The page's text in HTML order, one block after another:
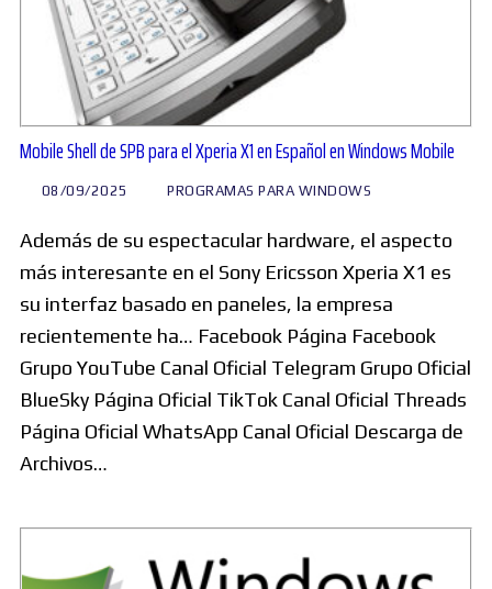
Mobile Shell de SPB para el Xperia X1 en Español en Windows Mobile
08/09/2025 PROGRAMAS PARA WINDOWS
Además de su espectacular hardware, el aspecto
más interesante en el Sony Ericsson Xperia X1 es
su interfaz basado en paneles, la empresa
recientemente ha… Facebook Página Facebook
Grupo YouTube Canal Oficial Telegram Grupo Oficial
BlueSky Página Oficial TikTok Canal Oficial Threads
Página Oficial WhatsApp Canal Oficial Descarga de
Archivos…